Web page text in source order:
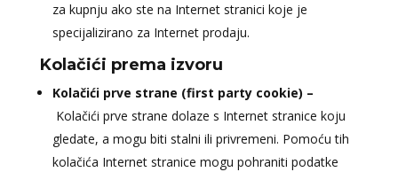
za kupnju ako ste na Internet stranici koje je
specijalizirano za Internet prodaju.
Kolačići prema izvoru
Kolačići prve strane (first party cookie) –
Kolačići prve strane dolaze s Internet stranice koju
gledate, a mogu biti stalni ili privremeni. Pomoću tih
kolačića Internet stranice mogu pohraniti podatke